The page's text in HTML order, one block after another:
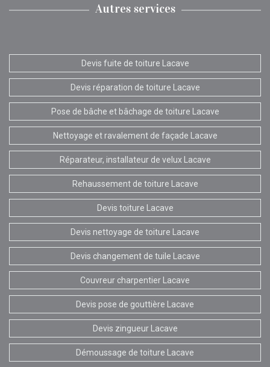
Autres services
Devis fuite de toiture Lacave
Devis réparation de toiture Lacave
Pose de bâche et bâchage de toiture Lacave
Nettoyage et ravalement de façade Lacave
Réparateur, installateur de velux Lacave
Rehaussement de toiture Lacave
Devis toiture Lacave
Devis nettoyage de toiture Lacave
Devis changement de tuile Lacave
Couvreur charpentier Lacave
Devis pose de gouttière Lacave
Devis zingueur Lacave
Démoussage de toiture Lacave